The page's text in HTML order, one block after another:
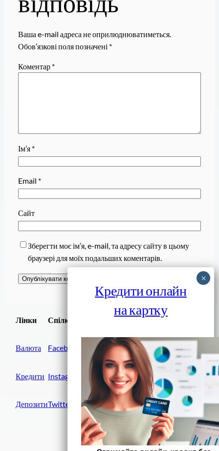
Ваша e-mail адреса не оприлюднюватиметься.
Обов’язкові поля позначені *
Коментар *
Ім’я *
Email *
Сайт
Зберегти моє ім’я, e-mail, та адресу сайту в цьому
браузері для моїх подальших коментарів.
Лінки
Валюта
Кредити
Депозити
Спілки
Facebook
Instagram
Twitter
Завантажити
Фінанси IN UA
Кредити онлайн
на картку